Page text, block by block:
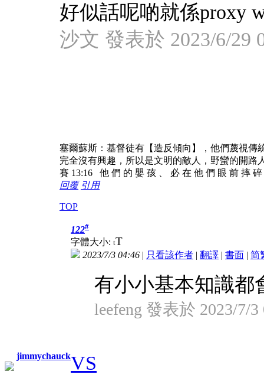
好似話呢啲就係proxy
沙文 發表於 2023/6/29
塞爾蘇斯：基督徒有【造反傾向】，他們蔑視傳
完全沒有興趣，所以是文明的敵人，野蠻的開路
賽 13:16 他 們 的 嬰 孩 、 必 在 他 們 眼 前 摔
回覆 引用
TOP
jimmychauck
122#
字體大小: tT
2023/7/3 04:46 | 只看該作者 | 翻譯 | 書面 | 简
有小小基本知識都
leefeng 發表於 2023/7/3
VS